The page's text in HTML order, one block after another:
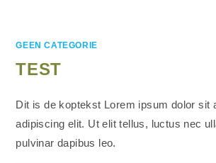
GEEN CATEGORIE
TEST
Dit is de koptekst Lorem ipsum dolor sit
adipiscing elit. Ut elit tellus, luctus nec
pulvinar dapibus leo.